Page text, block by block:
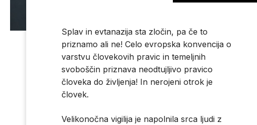
Splav in evtanazija sta zločin, pa če to
priznamo ali ne! Celo evropska konvencija o
varstvu človekovih pravic in temeljnih
svoboščin priznava neodtujljivo pravico
človeka do življenja! In nerojeni otrok je
človek.
Velikonočna vigilija je napolnila srca ljudi z